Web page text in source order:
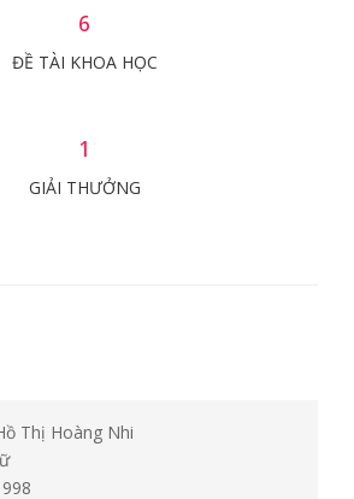
6
ĐỀ TÀI KHOA HỌC
1
GIẢI THƯỞNG
Thị Hoàng Nhi